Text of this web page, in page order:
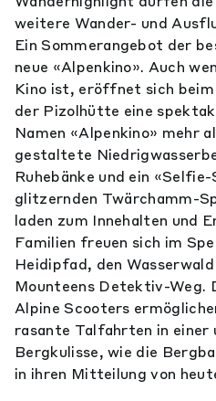
weitere Wander- und
Ein Sommerangebot der
neue «Alpenkino». Auch
Kino ist, eröffnet sich beim
der Pizolhütte eine
Namen «Alpenkino» mehr
gestaltete
Ruhebänke und ein
glitzernden Twärchamm-
laden zum Innehalten und
Familien freuen sich im
Heidipfad, den
Mounteens Detektiv-Weg.
Alpine Scooters
rasante Talfahrten in einer
Bergkulisse, wie die
in ihren Mitteilung von